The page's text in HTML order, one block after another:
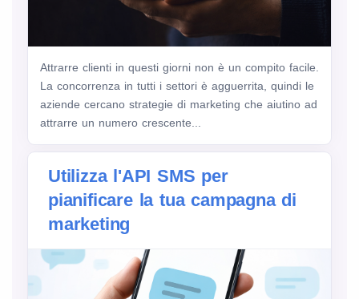
Attrarre clienti in questi giorni non è un compito facile.
La concorrenza in tutti i settori è agguerrita, quindi le
aziende cercano strategie di marketing che aiutino ad
attrarre un numero crescente...
Utilizza l'API SMS per
pianificare la tua campagna di
marketing